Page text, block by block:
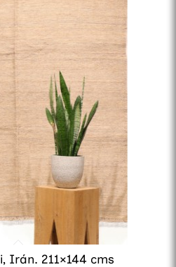
Irán. 211×144 cms